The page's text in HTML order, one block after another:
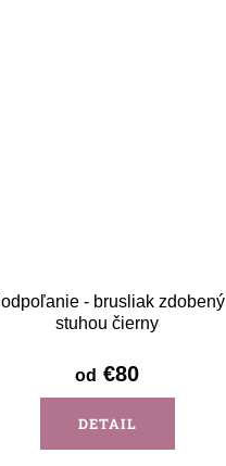
- brusliak zdobený
stuhou čierny
od €80
DETAIL